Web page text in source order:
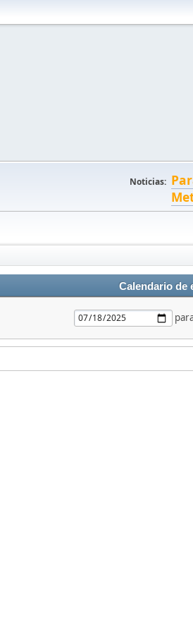
Noticias:
Calendario de